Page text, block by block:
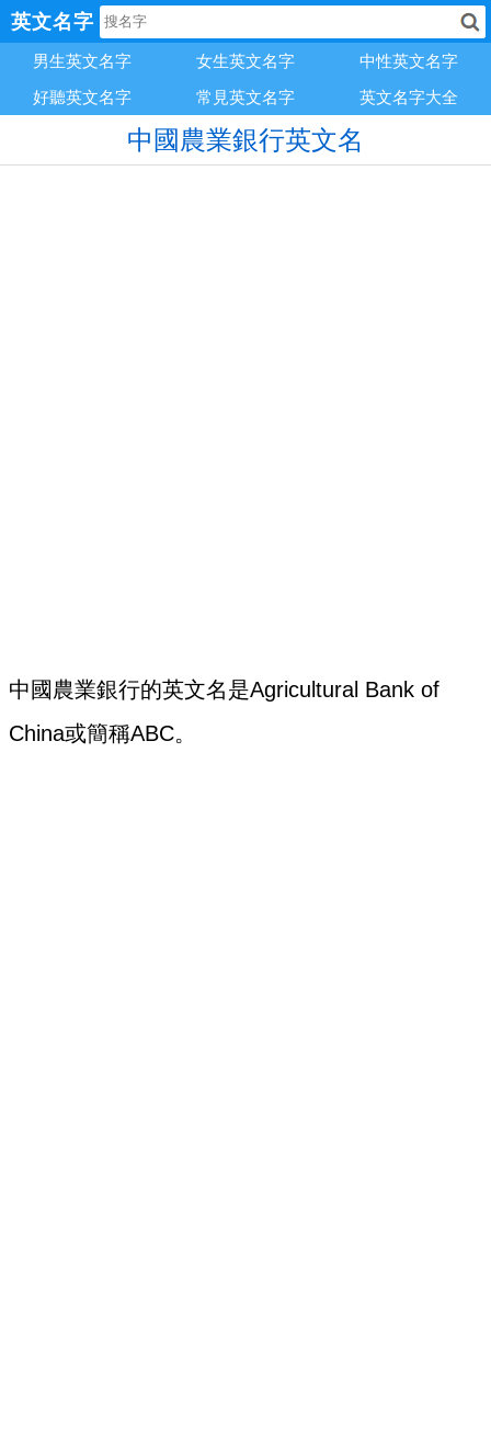
英文名字
男生英文名字 女生英文名字
中性英文名字
好聽英文名字
常見英文名字 英文名字大全
中國農業銀行英文名
中國農業銀行的英文名是Agricultural Bank of
China或簡稱ABC。